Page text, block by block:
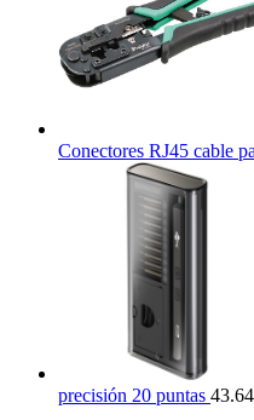
Conectores RJ45 cable
precisión 20 puntas